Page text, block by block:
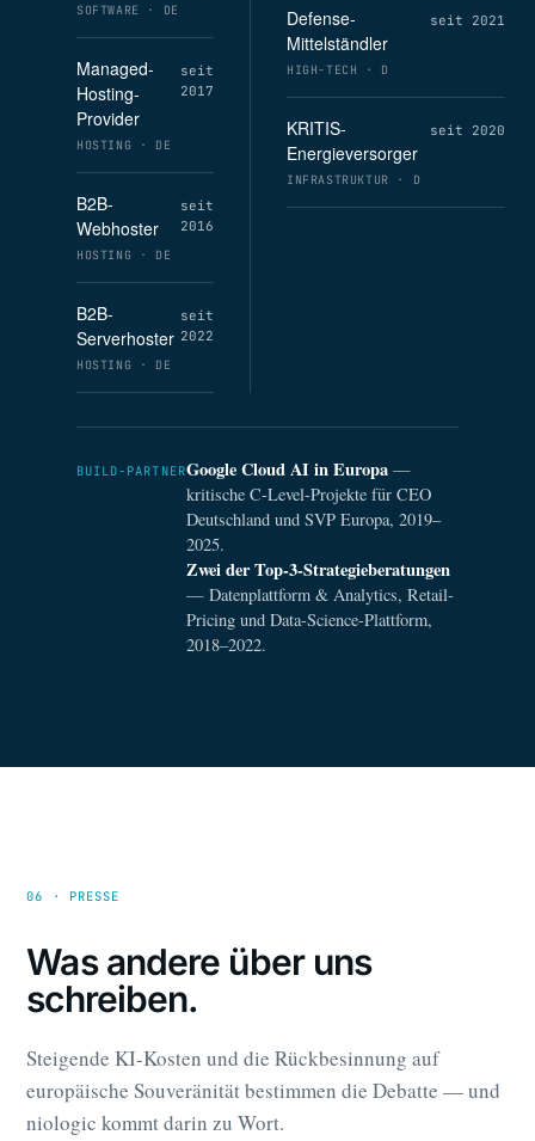
SOFTWARE · DE
Managed-
Hosting-
Provider
seit
2017
HOSTING · DE
B2B-
Webhoster
seit
2016
HOSTING · DE
B2B-
Serverhoster
seit
2022
HOSTING · DE
Defense-
Mittelständler
seit 2021
HIGH-TECH · D
KRITIS-
Energieversorger
seit 2020
INFRASTRUKTUR · D
BUILD-PARTNERGoogle Cloud AI in Europa—
kritische C-Level-Projekte für CEO
Deutschland und SVP Europa, 2019–
2025.
Zwei der Top-3-Strategieberatungen
— Datenplattform & Analytics, Retail-
Pricing und Data-Science-Plattform,
2018–2022.
06 · PRESSE
Was andere über uns
schreiben.
Steigende KI-Kosten und die Rückbesinnung auf
europäische Souveränität bestimmen die Debatte — und
niologic kommt darin zu Wort.